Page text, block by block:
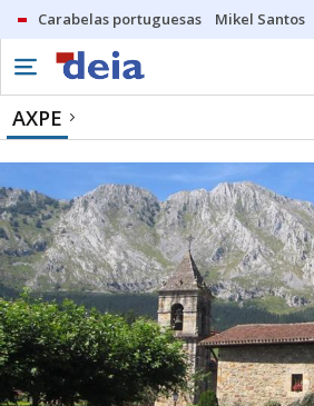
Carabelas portuguesas Mikel Santos
AXPE